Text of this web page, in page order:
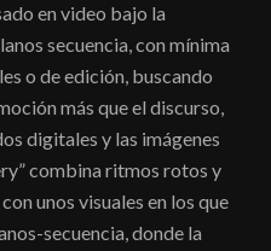
en video bajo la
secuencia, con mínima
o de edición, buscando
más que el discurso,
digitales y las imágenes
combina ritmos rotos y
unos visuales en los que
secuencia, donde la